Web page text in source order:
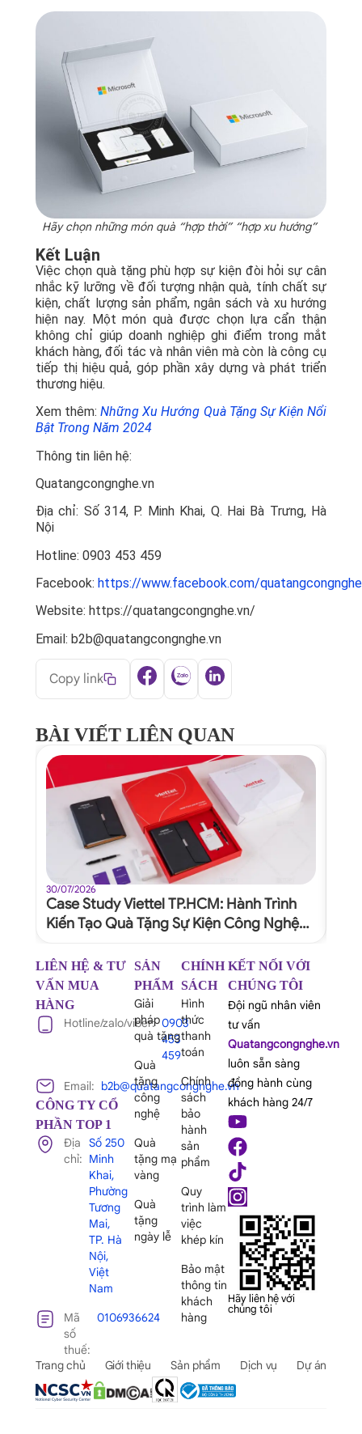
Hãy chọn những món quà “hợp thời” “hợp xu hướng”
Kết Luận
Việc chọn quà tặng phù hợp sự kiện đòi hỏi sự cân
nhắc kỹ lưỡng về đối tượng nhận quà, tính chất sự
kiện, chất lượng sản phẩm, ngân sách và xu hướng
hiện nay. Một món quà được chọn lựa cẩn thận
không chỉ giúp doanh nghiệp ghi điểm trong mắt
khách hàng, đối tác và nhân viên mà còn là công cụ
tiếp thị hiệu quả, góp phần xây dựng và phát triển
thương hiệu.
Xem thêm:Những Xu Hướng Quà Tặng Sự Kiện Nổi
Bật Trong Năm 2024
Thông tin liên hệ:
Quatangcongnghe.vn
Địa chỉ: Số 314, P. Minh Khai, Q. Hai Bà Trưng, Hà
Nội
Hotline: 0903 453 459
Facebook: https://www.facebook.com/
Website: https://quatangcongnghe.vn/
Email: b2b@quatangcongnghe.vn
Copy link
BÀI VIẾT LIÊN QUAN
30/07/2026
Case Study Viettel TP.HCM: Hành Trình
Kiến Tạo Quà Tặng Sự Kiện Công Nghệ
LIÊN HỆ & TƯ
VẤN MUA
HÀNG
Hotline/zalo/viber: 0903
453
459
Email: b2b@quatangcongnghe.vn
CÔNG TY CỔ
PHẦN TOP 1
Địa
chỉ:
Số 250
Minh
Khai,
Phường
Tương
Mai,
TP. Hà
Nội,
Việt
Nam
Mã
số
thuế:
0106936624
SẢN
PHẨM
Giải
pháp
quà tặng
Quà
tặng
công
nghệ
Quà
tặng mạ
vàng
Quà
tặng
ngày lễ
CHÍNH
SÁCH
Hình
thức
thanh
toán
Chính
sách
bảo
hành
sản
phẩm
Quy
trình làm
việc
khép kín
Bảo mật
thông tin
khách
hàng
KẾT NỐI VỚI
CHÚNG TÔI
Đội ngũ nhân viên
tư vấn
Quatangcongnghe.vn
luôn sẵn sàng
đồng hành cùng
khách hàng 24/7
Hãy liên hệ với
chúng tôi
Trang chủ Giới thiệu Sản phẩm Dịch vụ Dự án